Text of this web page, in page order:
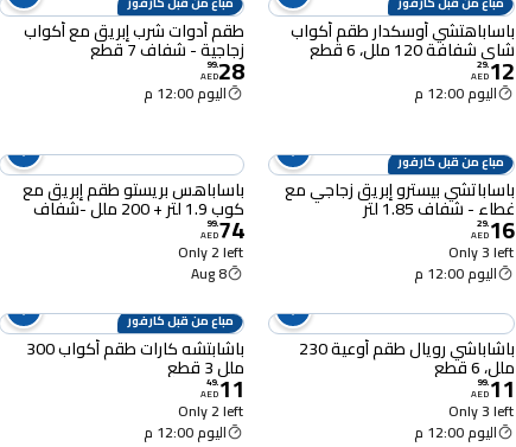
باساباهتشي أوسكدار طقم أكواب
شاي شفافة 120 ملل، 6 قطع
12
.
29
AED
اليوم 12:00 م
طقم أدوات شرب إبريق مع أكواب
زجاجية - شفاف 7 قطع
28
.
99
AED
اليوم 12:00 م
مباع من قبل كارفور
باساباتشي بيسترو إبريق زجاجي مع
غطاء - شفاف 1.85 لتر
16
.
29
AED
Only 3 left
اليوم 12:00 م
باساباهس بريستو طقم إبريق مع
كوب 1.9 لتر + 200 ملل -شفاف
74
.
99
AED
Only 2 left
8 Aug
باشاباشي رويال طقم أوعية 230
ملل، 6 قطع
11
.
99
AED
Only 3 left
اليوم 12:00 م
مباع من قبل كارفور
باشابتشه كارات طقم أكواب 300
ملل 3 قطع
11
.
49
AED
Only 2 left
اليوم 12:00 م